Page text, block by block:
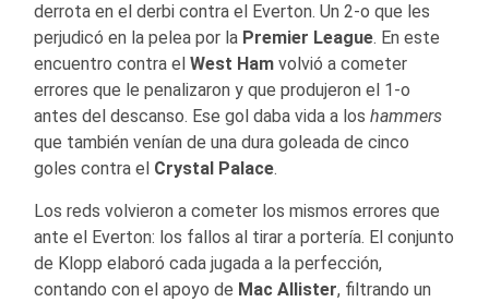
derrota en el derbi contra el Everton. Un 2-o que les
perjudicó en la pelea por la Premier League. En este
encuentro contra el West Ham volvió a cometer
errores que le penalizaron y que produjeron el 1-o
antes del descanso. Ese gol daba vida a los hammers
que también venían de una dura goleada de cinco
goles contra el Crystal Palace.
Los reds volvieron a cometer los mismos errores que
ante el Everton: los fallos al tirar a portería. El conjunto
de Klopp elaboró cada jugada a la perfección,
contando con el apoyo de Mac Allister, filtrando un